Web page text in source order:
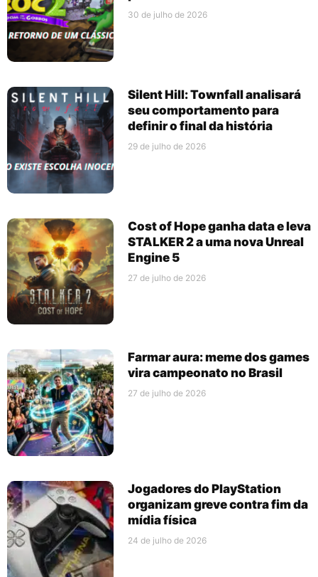
30 de julho de 2026
Silent Hill: Townfall analisará
seu comportamento para
definir o final da história
29 de julho de 2026
Cost of Hope ganha data e leva
STALKER 2 a uma nova Unreal
Engine 5
27 de julho de 2026
Farmar aura: meme dos games
vira campeonato no Brasil
27 de julho de 2026
Jogadores do PlayStation
organizam greve contra fim da
mídia física
24 de julho de 2026